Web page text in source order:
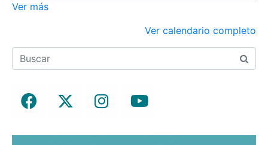
Ver más
Ver calendario completo